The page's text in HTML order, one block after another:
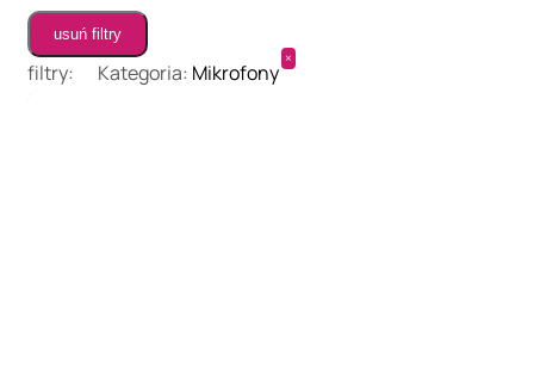
usuń filtry
filtry: Kategoria: Mikrofony
×